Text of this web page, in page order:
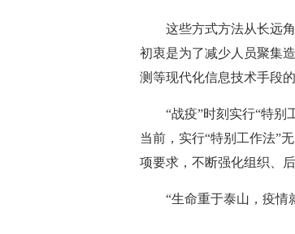
这些方式方法从长远角
初衷是为了减少人员聚集
测等现代化信息技术手段
“战疫”时刻实行“特别工
当前，实行“特别工作法”
项要求，不断强化组织、
“生命重于泰山，疫情就